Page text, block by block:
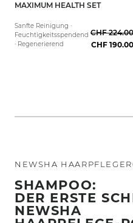
Full Routine
MAXIMUM HEALTH SET
Sanfte Reinigung ·
Feuchtigkeitsspendend
· Regenerierend
CHF 224.00
CHF 190.00
NEWSHA
SHAMPOO:
DER ERSTE
NEWSHA